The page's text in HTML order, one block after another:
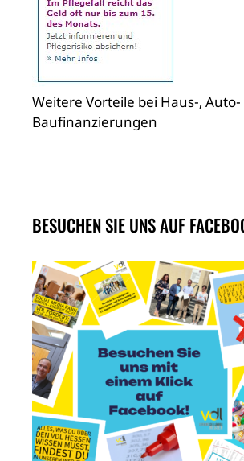
Weitere Vorteile bei Haus-,
Baufinanzierungen
BESUCHEN SIE UNS AUF